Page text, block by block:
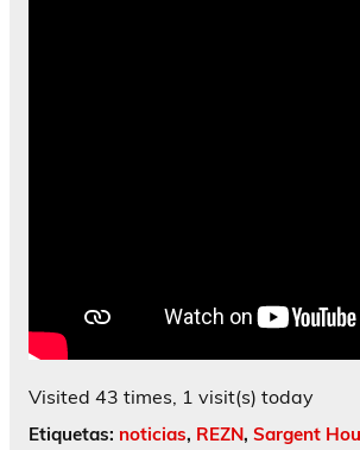
Visited 43 times, 1 visit(s) today
Etiquetas: noticias, REZN, Sargent